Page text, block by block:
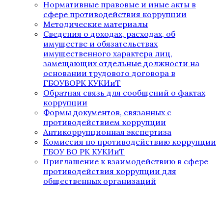
Нормативные правовые и иные акты в
сфере противодействия коррупции
Методические материалы
Сведения о доходах, расходах, об
имуществе и обязательствах
имущественного характера лиц,
замещающих отдельные должности на
основании трудового договора в
ГБОУВОРК КУКИиТ
Обратная связь для сообщений о фактах
коррупции
Формы документов, связанных с
противодействием коррупции
Антикоррупционная экспертиза
Комиссия по противодействию коррупции
ГБОУ ВО РК КУКИиТ
Приглашение к взаимодействию в сфере
противодействия коррупции для
общественных организаций